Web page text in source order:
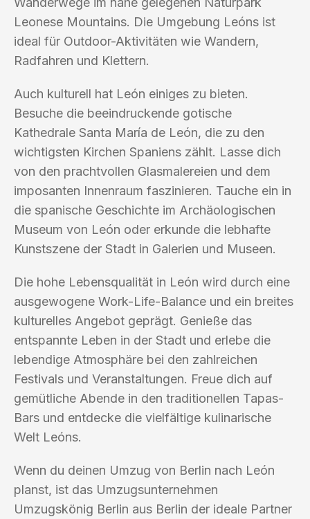
Leonese Mountains. Die Umgebung Leóns ist
ideal für Outdoor-Aktivitäten wie Wandern,
Radfahren und Klettern.
Auch kulturell hat León einiges zu bieten.
Besuche die beeindruckende gotische
Kathedrale Santa María de León, die zu den
wichtigsten Kirchen Spaniens zählt. Lasse dich
von den prachtvollen Glasmalereien und dem
imposanten Innenraum faszinieren. Tauche ein in
die spanische Geschichte im Archäologischen
Museum von León oder erkunde die lebhafte
Kunstszene der Stadt in Galerien und Museen.
Die hohe Lebensqualität in León wird durch eine
ausgewogene Work-Life-Balance und ein breites
kulturelles Angebot geprägt. Genieße das
entspannte Leben in der Stadt und erlebe die
lebendige Atmosphäre bei den zahlreichen
Festivals und Veranstaltungen. Freue dich auf
gemütliche Abende in den traditionellen Tapas-
Bars und entdecke die vielfältige kulinarische
Welt Leóns.
Wenn du deinen Umzug von Berlin nach León
planst, ist das Umzugsunternehmen
Umzugskönig Berlin aus Berlin der ideale Partner